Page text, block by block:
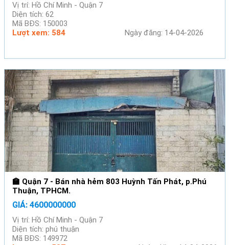
Vị trí: Hồ Chí Minh - Quận 7
Diện tích: 62
Mã BĐS: 150003
Lượt xem: 584
Ngày đăng: 14-04-2026
🏫 Quận 7 - Bán nhà hẻm 803 Huỳnh Tấn Phát, p.Phú
Thuận, TPHCM.
GIÁ: 4600000000
Vị trí: Hồ Chí Minh - Quận 7
Diện tích: phú thuận
Mã BĐS: 149972